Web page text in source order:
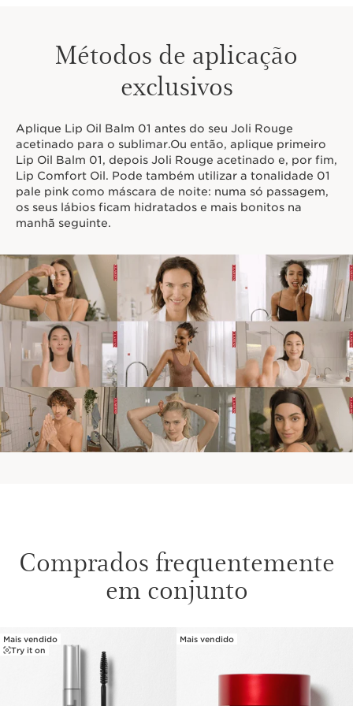
Métodos de aplicação
exclusivos
Aplique Lip Oil Balm 01 antes do seu Joli Rouge
acetinado para o sublimar.Ou então, aplique primeiro
Lip Oil Balm 01, depois Joli Rouge acetinado e, por fim,
Lip Comfort Oil. Pode também utilizar a tonalidade 01
pale pink como máscara de noite: numa só passagem,
os seus lábios ficam hidratados e mais bonitos na
manhã seguinte.
Comprados frequentemente
em conjunto
SALTAR PARA O CONTEÚDO
Mais vendido
Try it on
Mais vendido